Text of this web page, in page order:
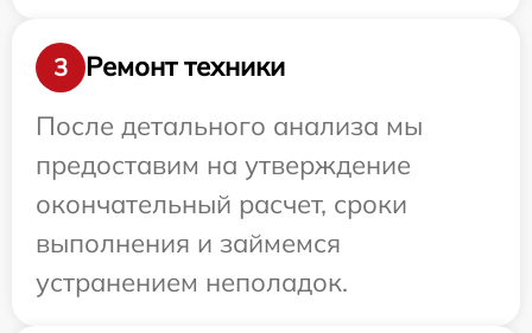
3
Ремонт техники
После детального анализа мы
предоставим на утверждение
окончательный расчет, сроки
выполнения и займемся
устранением неполадок.